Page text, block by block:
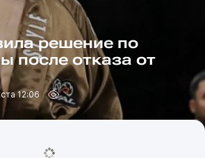
решение по
после отказа от
12:06